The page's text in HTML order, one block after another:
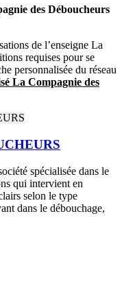
des Déboucheurs
de l’enseigne La
requises pour se
personnalisée du réseau
La Compagnie des
spécialisée dans le
qui intervient en
selon le type
dans le débouchage,